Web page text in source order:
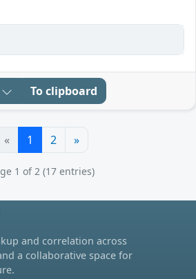
To clipboard
« 1 2 »
1 of 2 (17 entries)
and correlation across
a collaborative space for